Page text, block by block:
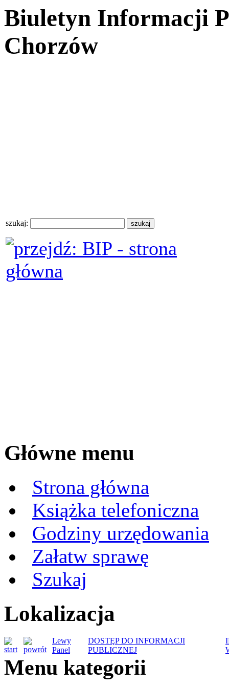
Biuletyn Informacji
Chorzów
szukaj:
Główne menu
Strona główna
Książka telefoniczna
Godziny urzędowania
Załatw sprawę
Szukaj
Lokalizacja
Lewy
Panel
DOSTĘP DO INFORMACJI
PUBLICZNEJ
Menu kategorii